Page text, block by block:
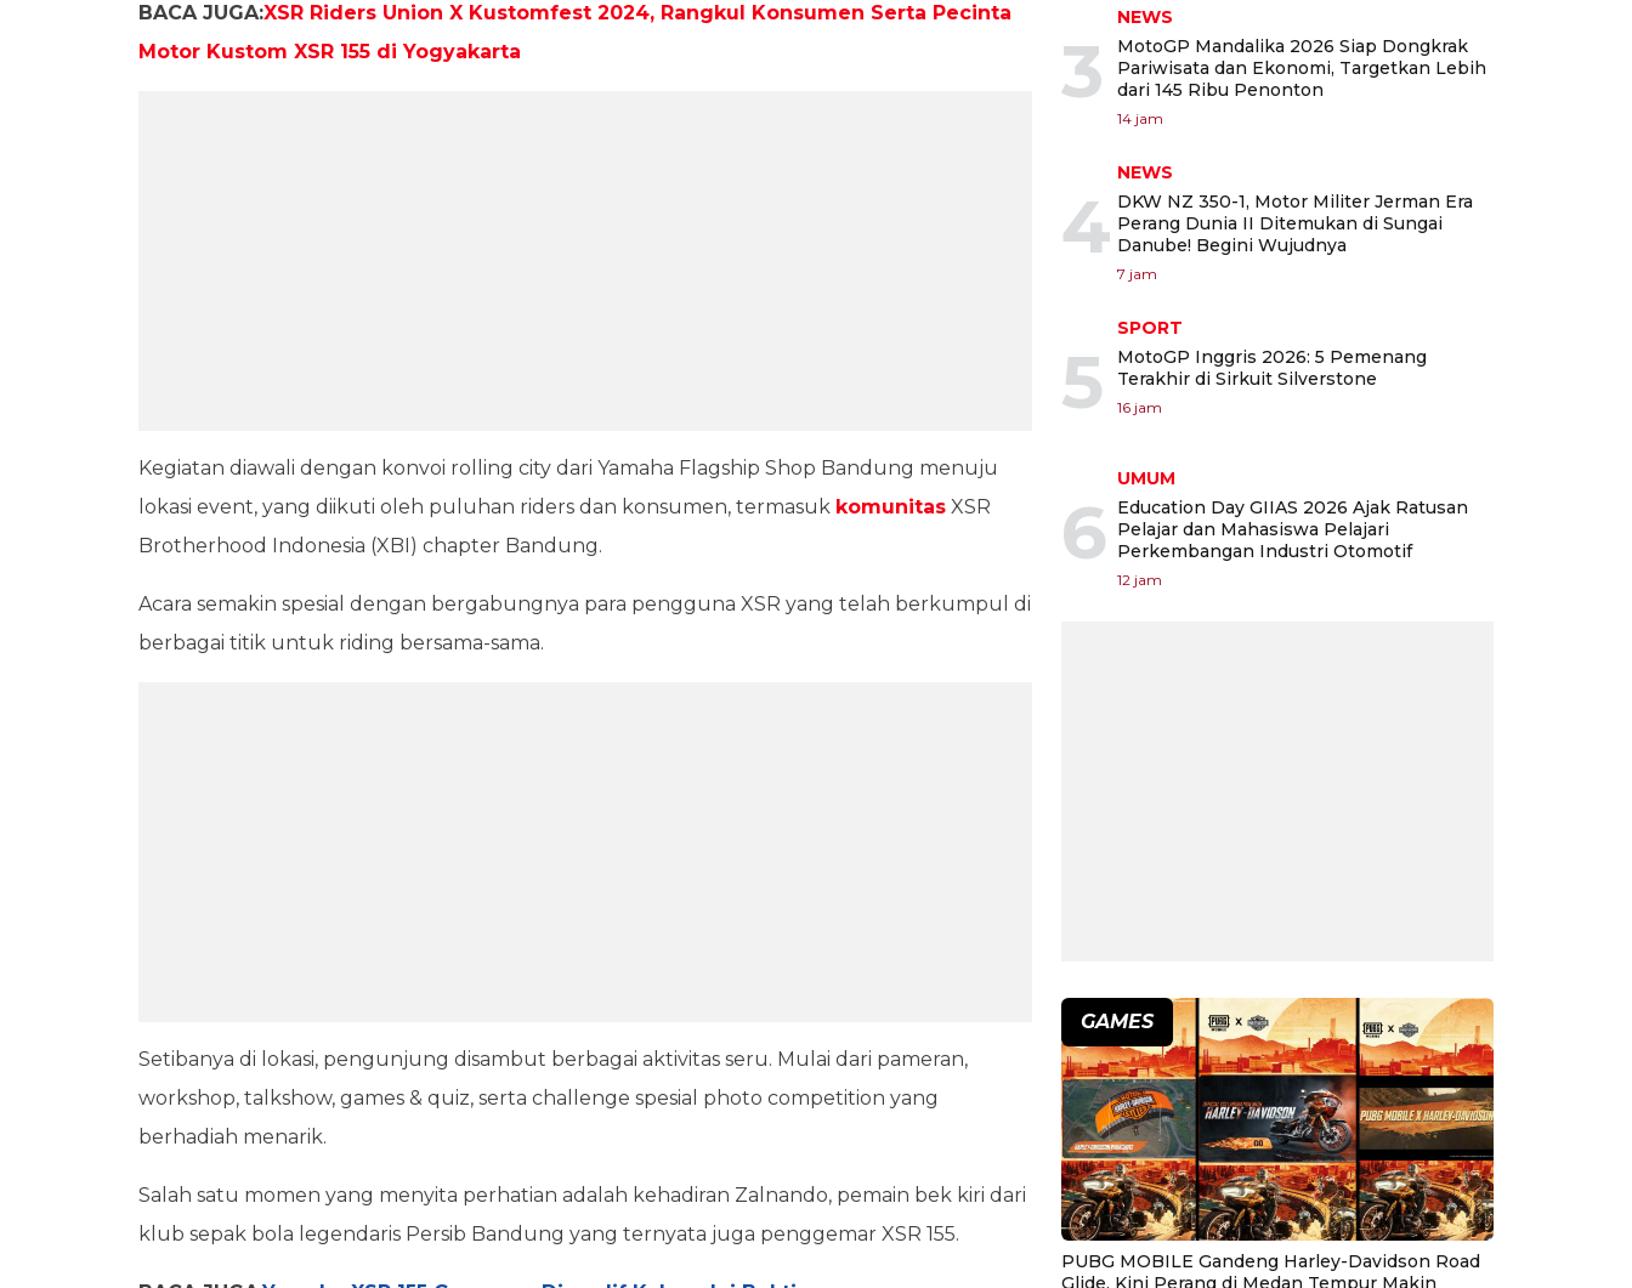
BACA JUGA:XSR Riders Union X Kustomfest 2024, Rangkul Konsumen Serta Pecinta
Motor Kustom XSR 155 di Yogyakarta
Kegiatan diawali dengan konvoi rolling city dari Yamaha Flagship Shop Bandung menuju
lokasi event, yang diikuti oleh puluhan riders dan konsumen, termasuk komunitas XSR
Brotherhood Indonesia (XBI) chapter Bandung.
Acara semakin spesial dengan bergabungnya para pengguna XSR yang telah berkumpul di
berbagai titik untuk riding bersama-sama.
Setibanya di lokasi, pengunjung disambut berbagai aktivitas seru. Mulai dari pameran,
workshop, talkshow, games & quiz, serta challenge spesial photo competition yang
berhadiah menarik.
Salah satu momen yang menyita perhatian adalah kehadiran Zalnando, pemain bek kiri dari
klub sepak bola legendaris Persib Bandung yang ternyata juga penggemar XSR 155.
3
NEWS
MotoGP Mandalika 2026 Siap Dongkrak
Pariwisata dan Ekonomi, Targetkan Lebih
dari 145 Ribu Penonton
14 jam
4
NEWS
DKW NZ 350-1, Motor Militer Jerman Era
Perang Dunia II Ditemukan di Sungai
Danube! Begini Wujudnya
7 jam
5
SPORT
MotoGP Inggris 2026: 5 Pemenang
Terakhir di Sirkuit Silverstone
16 jam
6
UMUM
Education Day GIIAS 2026 Ajak Ratusan
Pelajar dan Mahasiswa Pelajari
Perkembangan Industri Otomotif
12 jam
GAMES
PUBG MOBILE Gandeng Harley-Davidson Road
Glide, Kini Perang di Medan Tempur Makin